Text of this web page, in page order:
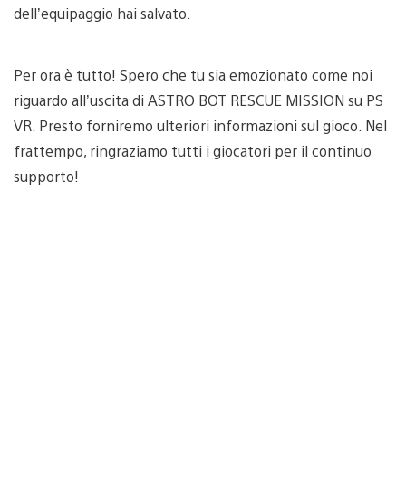
dell’equipaggio hai salvato.
Per ora è tutto! Spero che tu sia emozionato come noi
riguardo all’uscita di ASTRO BOT RESCUE MISSION su PS
VR. Presto forniremo ulteriori informazioni sul gioco. Nel
frattempo, ringraziamo tutti i giocatori per il continuo
supporto!